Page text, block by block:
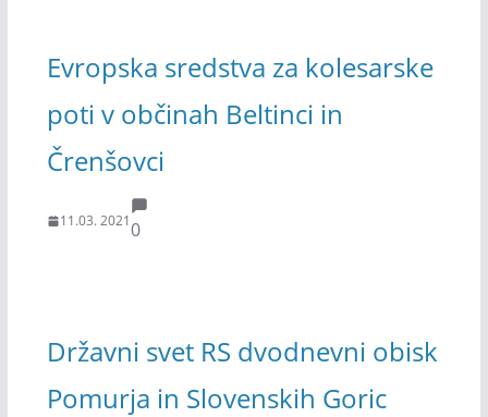
Evropska sredstva za kolesarske
poti v občinah Beltinci in
Črenšovci
11.03. 20210
Državni svet RS dvodnevni obisk
Pomurja in Slovenskih Goric